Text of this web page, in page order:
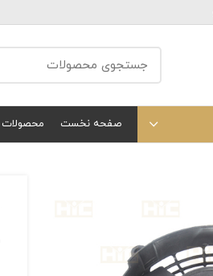
صفحه نخست محصولات